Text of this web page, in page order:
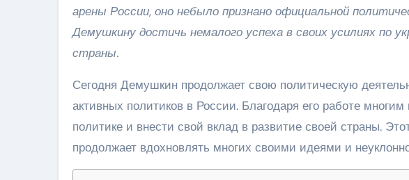
арены России, оно небыло признано официальной
Демушкину достичь немалого успеха в своих усилиях по
страны.
Сегодня Демушкин продолжает свою политическую
активных политиков в России. Благодаря его работе
политике и внести свой вклад в развитие своей страны.
продолжает вдохновлять многих своими идеями и